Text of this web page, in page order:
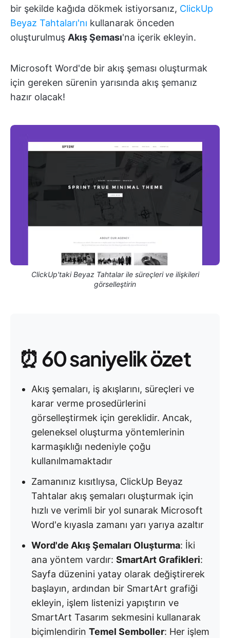
bir şekilde kağıda dökmek istiyorsanız, ClickUp
Beyaz Tahtaları'nı kullanarak önceden
oluşturulmuş Akış Şeması'na içerik ekleyin.
Microsoft Word'de bir akış şeması oluşturmak
için gereken sürenin yarısında akış şemanız
hazır olacak!
ClickUp'taki Beyaz Tahtalar ile süreçleri ve ilişkileri
görselleştirin
⏰ 60 saniyelik özet
Akış şemaları, iş akışlarını, süreçleri ve
karar verme prosedürlerini
görselleştirmek için gereklidir. Ancak,
geleneksel oluşturma yöntemlerinin
karmaşıklığı nedeniyle çoğu
kullanılmamaktadır
Zamanınız kısıtlıysa, ClickUp Beyaz
Tahtalar akış şemaları oluşturmak için
hızlı ve verimli bir yol sunarak Microsoft
Word'e kıyasla zamanı yarı yarıya azaltır
Word'de Akış Şemaları Oluşturma: İki
ana yöntem vardır: SmartArt Grafikleri:
Sayfa düzenini yatay olarak değiştirerek
başlayın, ardından bir SmartArt grafiği
ekleyin, işlem listenizi yapıştırın ve
SmartArt Tasarım sekmesini kullanarak
biçimlendirin Temel Semboller: Her işlem